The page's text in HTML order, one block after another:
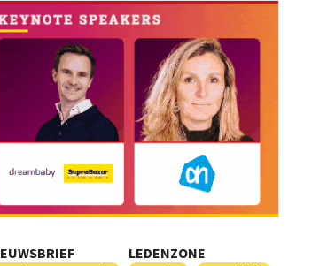
LEDENZONE